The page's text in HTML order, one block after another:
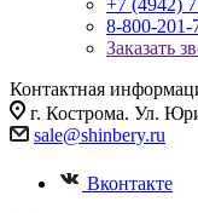
+7 (4942)
8-800-201-
Заказать
Контактная
г. Кострома. Ул.
sale@shinbery.ru
Вконтакте